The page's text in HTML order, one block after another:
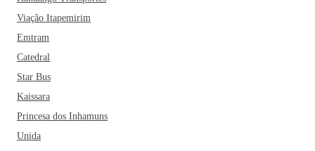
Viação Itapemirim
Emtram
Catedral
Star Bus
Kaissara
Princesa dos Inhamuns
Unida